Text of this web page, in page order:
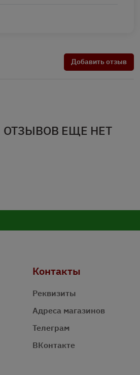
Добавить отзыв
ОТЗЫВОВ ЕЩЕ НЕТ
Контакты
Реквизиты
Адреса магазинов
Телеграм
ВКонтакте